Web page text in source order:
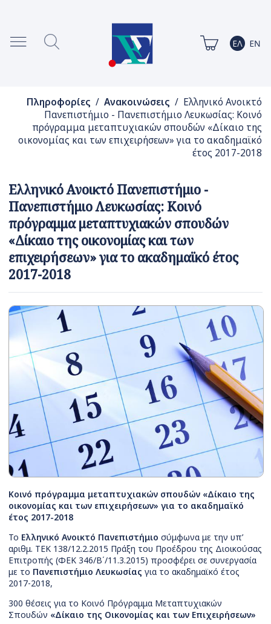
Πληροφορίες / Ανακοινώσεις / Ελληνικό Ανοικτό
Πανεπιστήμιο - Πανεπιστήμιο Λευκωσίας: Κοινό
πρόγραμμα μεταπτυχιακών σπουδών «Δίκαιο της
οικονομίας και των επιχειρήσεων» για το ακαδημαϊκό
έτος 2017-2018
Ελληνικό Ανοικτό Πανεπιστήμιο -
Πανεπιστήμιο Λευκωσίας: Κοινό
πρόγραμμα μεταπτυχιακών σπουδών
«Δίκαιο της οικονομίας και των
επιχειρήσεων» για το ακαδημαϊκό έτος
2017-2018
Κοινό πρόγραμμα μεταπτυχιακών σπουδών «Δίκαιο της
οικονομίας και των επιχειρήσεων» για το ακαδημαϊκό
έτος 2017-2018
Το Ελληνικό Ανοικτό Πανεπιστήμιο σύμφωνα με την υπ’
αριθμ. ΤΕΚ 138/12.2.2015 Πράξη του Προέδρου της Διοικούσας
Επιτροπής (ΦΕΚ 346/Β΄/11.3.2015) προσφέρει σε συνεργασία
με το Πανεπιστήμιο Λευκωσίας για το ακαδημαϊκό έτος
2017-2018,
300 θέσεις για το Κοινό Πρόγραμμα Μεταπτυχιακών
Σπουδών «Δίκαιο της Οικονομίας και των Επιχειρήσεων»